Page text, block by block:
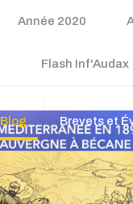
Blog Brevets et
Année 2020
Flash Inf'Audax